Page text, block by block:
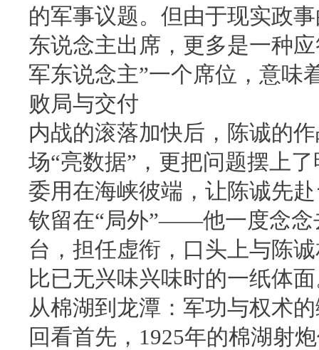
的军事议题。但由于现实政
东说念主出席，更多是一种
军东说念主”一个席位，意味
败局与交付
内战的滚落加快后，陈诚的
场“亮数据”，更把问题摆上
委用在海峡彼端，让陈诚先
钦留在“局外”——他一度念念
台，担任虚衔，口头上与陈
比已无兴味兴味时的一纸体
从棉湖到龙潭：军功与权术
回看首先，1925年的棉湖射